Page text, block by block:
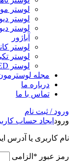
لوستر
لوستر
لوستر
آباژور
لوستر
لوستر
لوستر LED
مجله
درباره ما
تماس با ما
ورود / ثبت نام
ورود ایجاد حساب
نام کاربری یا آدرس
رمز عبور * الزامی